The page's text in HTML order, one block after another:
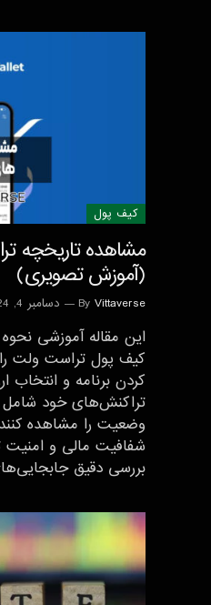
کیف پول
مشاهده تاریخچه
(آموزش تصویری)
By Vittaverse دسامبر 4, 2024
این مقاله آموزشی
کیف پول تراست ولت را
کردن برنامه و انتخاب
تراکنش‌های خود شامل
وضعیت را مشاهده
شفافیت مالی و
بررسی دقیق